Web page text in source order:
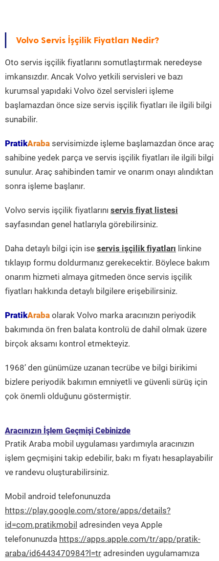
Volvo Servis İşçilik Fiyatları Nedir?
Oto servis işçilik fiyatlarını somutlaştırmak neredeyse
imkansızdır. Ancak Volvo yetkili servisleri ve bazı
kurumsal yapıdaki Volvo özel servisleri işleme
başlamazdan önce size servis işçilik fiyatları ile ilgili bilgi
sunabilir.
PratikAraba servisimizde işleme başlamazdan önce araç
sahibine yedek parça ve servis işçilik fiyatları ile ilgili bilgi
sunulur. Araç sahibinden tamir ve onarım onayı alındıktan
sonra işleme başlanır.
Volvo servis işçilik fiyatlarını servis fiyat listesi
sayfasından genel hatlarıyla görebilirsiniz.
Daha detaylı bilgi için ise servis işçilik fiyatları linkine
tıklayıp formu doldurmanız gerekecektir. Böylece bakım
onarım hizmeti almaya gitmeden önce servis işçilik
fiyatları hakkında detaylı bilgilere erişebilirsiniz.
PratikAraba olarak Volvo marka aracınızın periyodik
bakımında ön fren balata kontrolü de dahil olmak üzere
birçok aksamı kontrol etmekteyiz.
1968’ den günümüze uzanan tecrübe ve bilgi birikimi
bizlere periyodik bakımın emniyetli ve güvenli sürüş için
çok önemli olduğunu göstermiştir.
Aracınızın İşlem Geçmişi Cebinizde
Pratik Araba mobil uygulaması yardımıyla aracınızın
işlem geçmişini takip edebilir, bakı m fiyatı hesaplayabilir
ve randevu oluşturabilirsiniz.
Mobil android telefonunuzda
https://play.google.com/store/apps/details?
id=com.pratikmobil adresinden veya Apple
telefonunuzda https://apps.apple.com/tr/app/pratik-
araba/id6443470984?l=tr adresinden uygulamamıza